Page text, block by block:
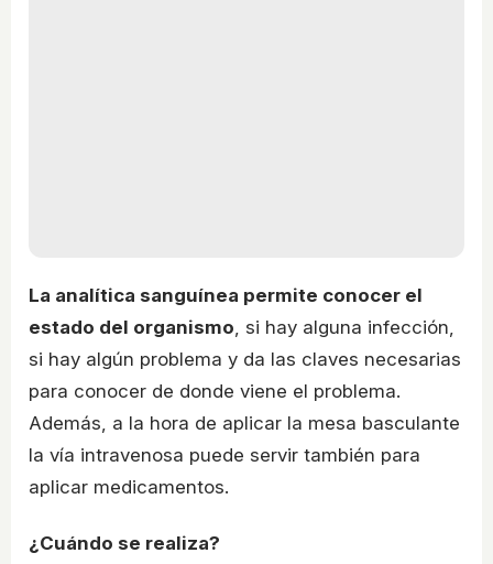
La analítica sanguínea permite conocer el
estado del organismo , si hay alguna infección,
si hay algún problema y da las claves necesarias
para conocer de donde viene el problema.
Además, a la hora de aplicar la mesa basculante
la vía intravenosa puede servir también para
aplicar medicamentos.
¿Cuándo se realiza?